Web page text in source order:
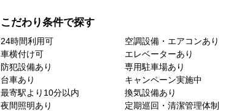
こだわり条件で探す
24時間利用可
空調設備・エアコンあり
車横付け可
エレベーターあり
防犯設備あり
専用駐車場あり
台車あり
キャンペーン実施中
最寄駅より10分以内
換気設備あり
夜間照明あり
定期巡回・清潔管理体制